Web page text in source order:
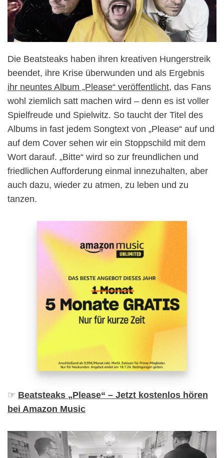
Die Beatsteaks haben ihren kreativen Hungerstreik
beendet, ihre Krise überwunden und als Ergebnis
ihr neuntes Album „Please“ veröffentlicht, das Fans
wohl ziemlich satt machen wird – denn es ist voller
Spielfreude und Spielwitz. So taucht der Titel des
Albums in fast jedem Songtext von „Please“ auf und
auf dem Cover sehen wir ein Stoppschild mit dem
Wort darauf. „Bitte“ wird so zur freundlichen und
friedlichen Aufforderung einmal innezuhalten, aber
auch dazu, wieder zu atmen, zu leben und zu
tanzen.
☞ Beatsteaks „Please“ – Jetzt kostenlos hören
bei Amazon Music